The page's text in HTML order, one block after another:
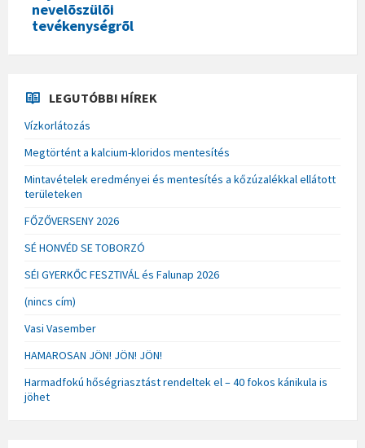
nevelõszülõi
tevékenységrõl
LEGUTÓBBI HÍREK
Vízkorlátozás
Megtörtént a kalcium-kloridos mentesítés
Mintavételek eredményei és mentesítés a kőzúzalékkal ellátott
területeken
FŐZŐVERSENY 2026
SÉ HONVÉD SE TOBORZÓ
SÉI GYERKŐC FESZTIVÁL és Falunap 2026
(nincs cím)
Vasi Vasember
HAMAROSAN JÖN! JÖN! JÖN!
Harmadfokú hőségriasztást rendeltek el – 40 fokos kánikula is
jöhet